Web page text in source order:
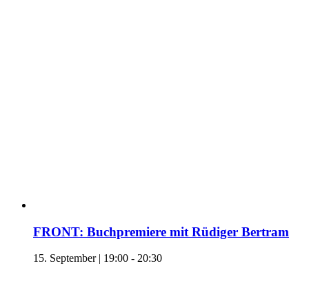
FRONT: Buchpremiere mit Rüdiger Bertram
15. September | 19:00 - 20:30